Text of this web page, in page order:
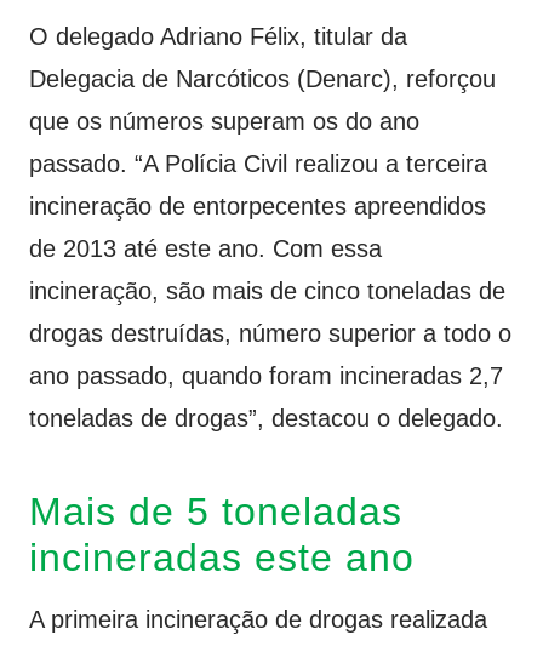
O delegado Adriano Félix, titular da
Delegacia de Narcóticos (Denarc), reforçou
que os números superam os do ano
passado. “A Polícia Civil realizou a terceira
incineração de entorpecentes apreendidos
de 2013 até este ano. Com essa
incineração, são mais de cinco toneladas de
drogas destruídas, número superior a todo o
ano passado, quando foram incineradas 2,7
toneladas de drogas”, destacou o delegado.
Mais de 5 toneladas
incineradas este ano
A primeira incineração de drogas realizada